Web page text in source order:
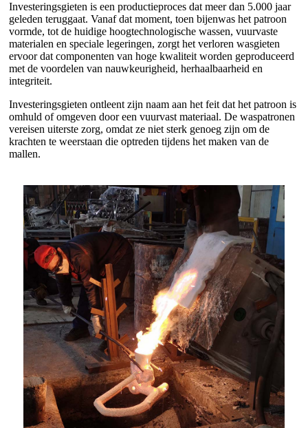
Investeringsgieten is een productieproces dat meer dan 5.000 jaar
geleden teruggaat. Vanaf dat moment, toen bijenwas het patroon
vormde, tot de huidige hoogtechnologische wassen, vuurvaste
materialen en speciale legeringen, zorgt het verloren wasgieten
ervoor dat componenten van hoge kwaliteit worden geproduceerd
met de voordelen van nauwkeurigheid, herhaalbaarheid en
integriteit.
Investeringsgieten ontleent zijn naam aan het feit dat het patroon is
omhuld of omgeven door een vuurvast materiaal. De waspatronen
vereisen uiterste zorg, omdat ze niet sterk genoeg zijn om de
krachten te weerstaan ​​die optreden tijdens het maken van de
mallen.